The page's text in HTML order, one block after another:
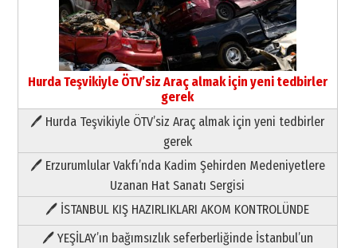
Hurda Teşvikiyle ÖTV’siz Araç almak için yeni tedbirler
gerek
🖊 Hurda Teşvikiyle ÖTV’siz Araç almak için yeni tedbirler
gerek
🖊 Erzurumlular Vakfı’nda Kadim Şehirden Medeniyetlere
Uzanan Hat Sanatı Sergisi
🖊 İSTANBUL KIŞ HAZIRLIKLARI AKOM KONTROLÜNDE
🖊 YEŞİLAY’ın bağımsızlık seferberliğinde İstanbul’un
Yıldırım Gündoğdu
HAVVA’NIN ÜÇ KIZI
09 Temmuz 2026 Perşembe
Yusuf POLAT
Şampiyonluk Sebahattin Şirin’e
11 Mayıs 2026 Pazartesi
Paranın Aile Kültüründeki Yeri
03 Ağustos 2026 Pazartesi